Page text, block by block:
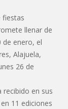
fiestas
llenar de
de enero, el
Alajuela,
26 de
recibido en sus
11 ediciones